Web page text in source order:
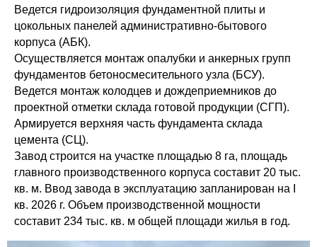
Ведется гидроизоляция фундаментной плиты и
цокольных панелей административно-бытового
корпуса (АБК).
Осуществляется монтаж опалубки и анкерных групп
фундаментов бетоносмесительного узла (БСУ).
Ведется монтаж колодцев и дождеприемников до
проектной отметки склада готовой продукции (СГП).
Армируется верхняя часть фундамента склада
цемента (СЦ).
Завод строится на участке площадью 8 га, площадь
главного производственного корпуса составит 20 тыс.
кв. м. Ввод завода в эксплуатацию запланирован на I
кв. 2026 г. Объем производственной мощности
составит 234 тыс. кв. м общей площади жилья в год.